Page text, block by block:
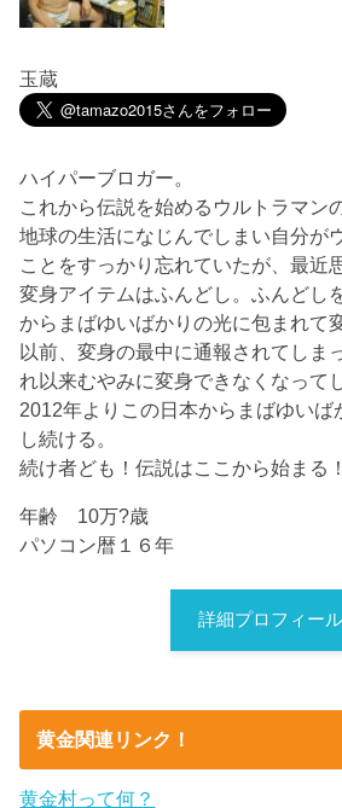
玉蔵
ハイパーブロガー。
これから伝説を始めるウルトラマン
地球の生活になじんでしまい自分が
ことをすっかり忘れていたが、最近
変身アイテムはふんどし。ふんどし
からまばゆいばかりの光に包まれて
以前、変身の最中に通報されてしま
れ以来むやみに変身できなくなって
2012年よりこの日本からまばゆいば
し続ける。
続け者ども！伝説はここから始まる
年齢 10万?歳
パソコン暦１６年
詳細プロフィール
黄金関連リンク！
黄金村って何？